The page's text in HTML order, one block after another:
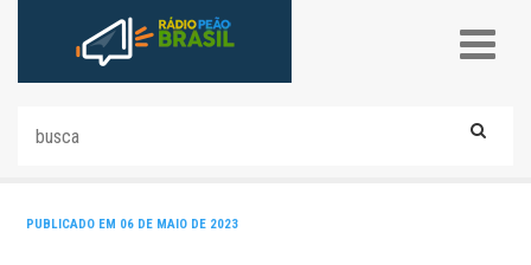
PUBLICADO EM 06 DE MAIO DE 2023